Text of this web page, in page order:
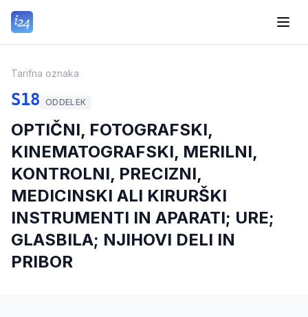
Tarifna oznaka
S18 ODDELEK
OPTIČNI, FOTOGRAFSKI,
KINEMATOGRAFSKI, MERILNI,
KONTROLNI, PRECIZNI,
MEDICINSKI ALI KIRURŠKI
INSTRUMENTI IN APARATI; URE;
GLASBILA; NJIHOVI DELI IN
PRIBOR